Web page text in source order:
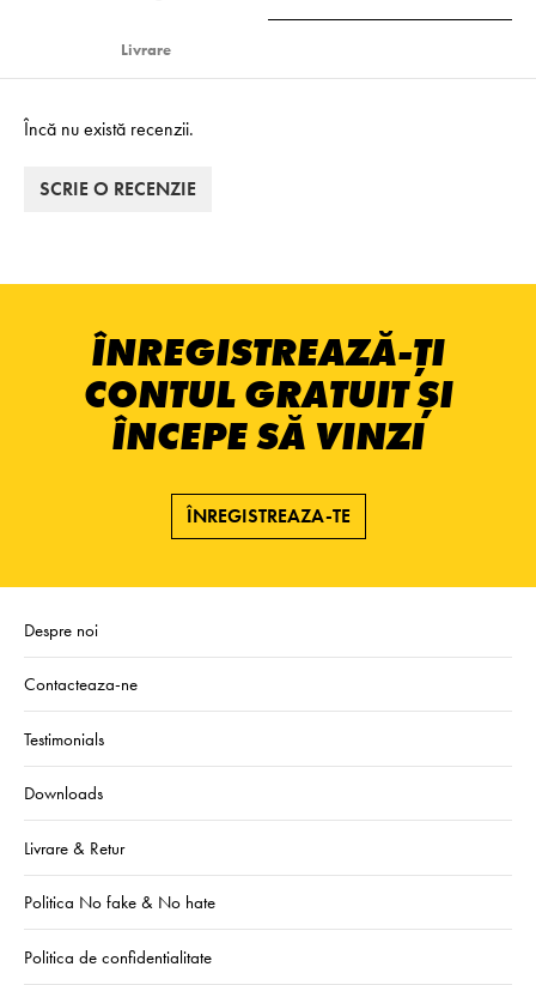
Livrare
Încă nu există recenzii.
SCRIE O RECENZIE
ÎNREGISTREAZĂ-ȚI
CONTUL GRATUIT ȘI
ÎNCEPE SĂ VINZI
ÎNREGISTREAZA-TE
Despre noi
Contacteaza-ne
Testimonials
Downloads
Livrare & Retur
Politica No fake & No hate
Politica de confidentialitate